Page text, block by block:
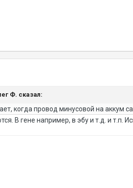
Ф. сказал:
когда провод минусовой на аккум
В гене например, в эбу и т.д. и т.п.